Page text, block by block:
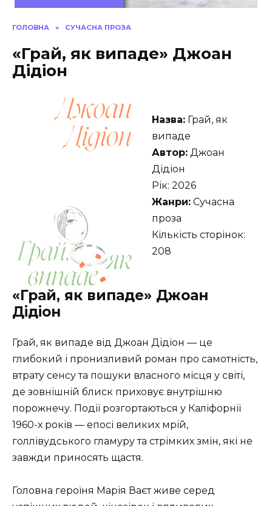
ГОЛОВНА » СУЧАСНА ПРОЗА
«Грай, як випаде» Джоан
Дідіон
Назва: Грай, як
випаде
Автор: Джоан
Дідіон
Рік: 2026
Жанри: Сучасна
проза
Кількість сторінок:
208
«Грай, як випаде» Джоан
Дідіон
Грай, як випаде від Джоан Дідіон — це
глибокий і пронизливий роман про самотність,
втрату сенсу та пошуки власного місця у світі,
де зовнішній блиск приховує внутрішню
порожнечу. Події розгортаються у Каліфорнії
1960-х років — епосі великих мрій,
голлівудського гламуру та стрімких змін, які не
завжди приносять щастя.
Головна героїня Марія Ваєт живе серед